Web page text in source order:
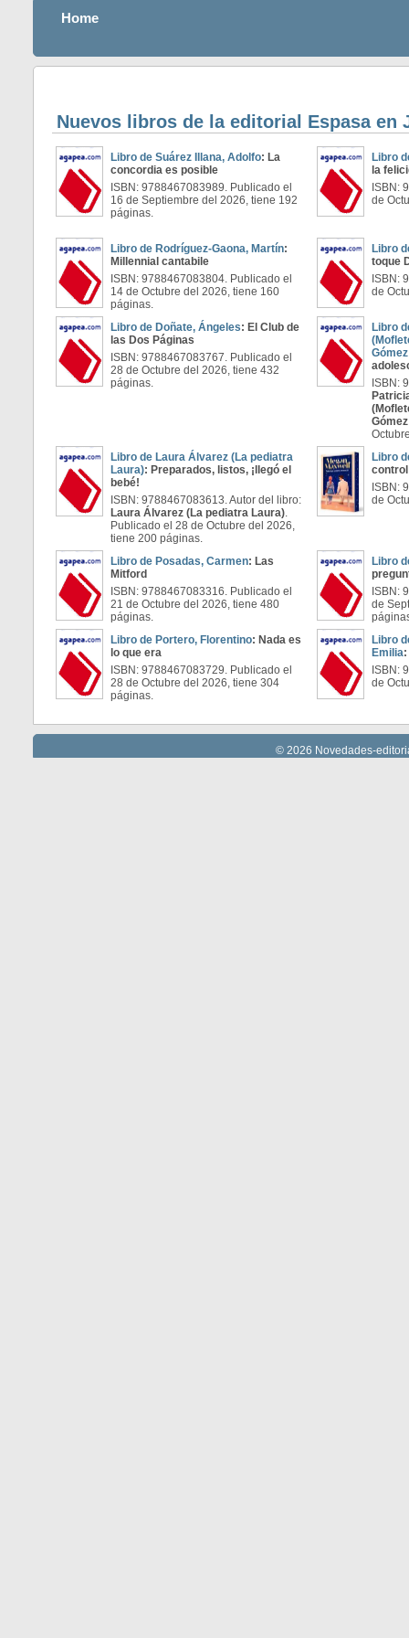
Home
Nuevos libros de la editorial Espasa en
Libro de Suárez Illana, Adolfo: La
concordia es posible
ISBN: 9788467083989. Publicado el
16 de Septiembre del 2026, tiene 192
páginas.
Libro
la
ISBN:
de
Libro de Rodríguez-Gaona, Martín:
Millennial cantabile
ISBN: 9788467083804. Publicado el
14 de Octubre del 2026, tiene 160
páginas.
Libro
toque
ISBN:
de
Libro de Doñate, Ángeles: El Club de
las Dos Páginas
ISBN: 9788467083767. Publicado el
28 de Octubre del 2026, tiene 432
páginas.
Libro
ISBN:
Libro de Laura Álvarez (La pediatra
Laura): Preparados, listos, ¡llegó el
bebé!
ISBN: 9788467083613. Autor del libro:
Laura Álvarez (La pediatra Laura).
Publicado el 28 de Octubre del 2026,
tiene 200 páginas.
Libro
ISBN:
de
Libro de Posadas, Carmen: Las
Mitford
ISBN: 9788467083316. Publicado el
21 de Octubre del 2026, tiene 480
páginas.
Libro
ISBN:
de
Libro de Portero, Florentino: Nada es
lo que era
ISBN: 9788467083729. Publicado el
28 de Octubre del 2026, tiene 304
páginas.
Libro
Emilia
ISBN:
de
© 2026 Novedades-